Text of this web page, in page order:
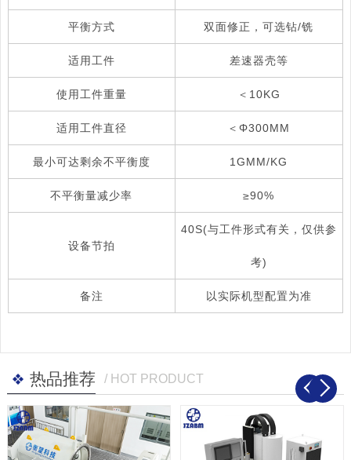
平衡方式 双面修正，可选钻/铣
适用工件 差速器壳等
使用工件重量 ＜10KG
适用工件直径 ＜Φ300MM
最小可达剩余不平衡度 1GMM/KG
不平衡量减少率 ≥90%
设备节拍
40S(与工件形式有关，仅供参
考)
备注 以实际机型配置为准
热品推荐 / HOT PRODUCT